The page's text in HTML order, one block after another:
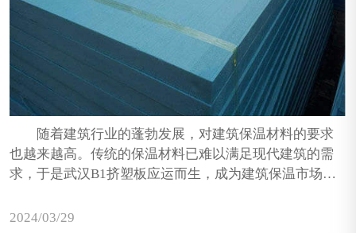
随着建筑行业的蓬勃发展，对建筑保温材料的要求
也越来越高。传统的保温材料已难以满足现代建筑的需
求，于是武汉B1挤塑板​应运而生，成为建筑保温市场的
保温材料中脱颖而出呢？
29
2024/03